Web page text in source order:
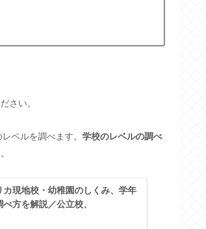
さい。
ベルを調べます。 学校のレベルの調べ
カ現地校・幼稚園のしくみ、学年
方を解説／公立校、